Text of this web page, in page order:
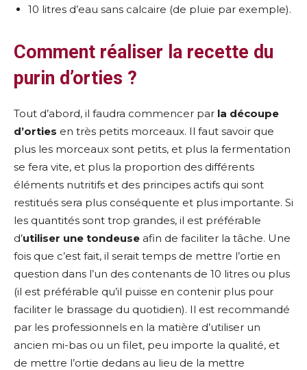
10 litres d’eau sans calcaire (de pluie par exemple).
Comment réaliser la recette du
purin d’orties ?
Tout d’abord, il faudra commencer par la découpe
d’orties en très petits morceaux. Il faut savoir que
plus les morceaux sont petits, et plus la fermentation
se fera vite, et plus la proportion des différents
éléments nutritifs et des principes actifs qui sont
restitués sera plus conséquente et plus importante. Si
les quantités sont trop grandes, il est préférable
d’utiliser une tondeuse afin de faciliter la tâche. Une
fois que c’est fait, il serait temps de mettre l’ortie en
question dans l’un des contenants de 10 litres ou plus
(il est préférable qu’il puisse en contenir plus pour
faciliter le brassage du quotidien). Il est recommandé
par les professionnels en la matière d’utiliser un
ancien mi-bas ou un filet, peu importe la qualité, et
de mettre l’ortie dedans au lieu de la mettre